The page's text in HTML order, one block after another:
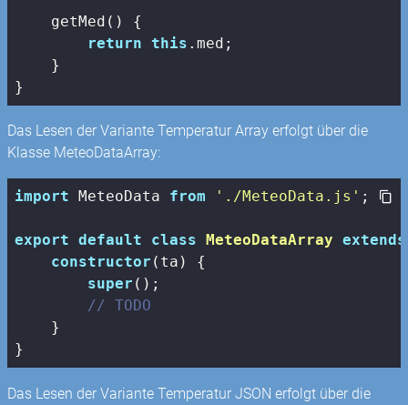
    getMed() {
return this .med;
    }
}
Das Lesen der Variante Temperatur Array erfolgt über die
Klasse MeteoDataArray:
import MeteoData from './MeteoData.js' ;
export default class MeteoDataArray extends
constructor (ta) {
super ();
// TODO
    }
}
Das Lesen der Variante Temperatur JSON erfolgt über die